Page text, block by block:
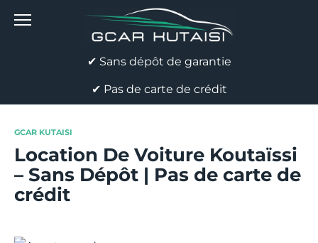
✔ Sans dépôt de garantie
✔ Pas de carte de crédit
GCAR KUTAISI
Location De Voiture Koutaïssi
– Sans Dépôt | Pas de carte de
crédit